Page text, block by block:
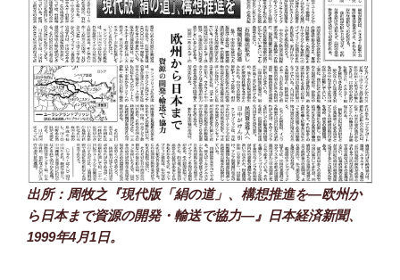
出所：周牧之『現代版「絹の道」、構想推進を―欧州か
ら日本まで資源の開発・輸送で協力―』日本経済新聞、
1999年4月1日。